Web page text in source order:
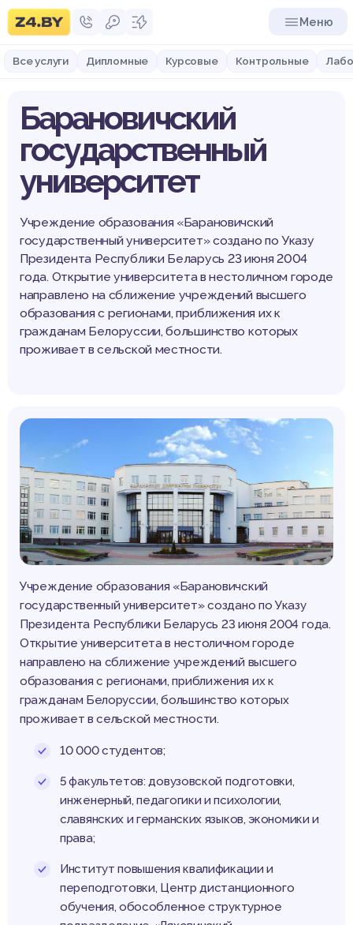
Меню
Все услуги Дипломные Курсовые Контрольные
Барановичский
государственный
университет
Учреждение образования «Барановичский
государственный университет» создано по Указу
Президента Республики Беларусь 23 июня 2004
года. Открытие университета в нестоличном городе
направлено на сближение учреждений высшего
образования с регионами, приближения их к
гражданам Белоруссии, большинство которых
проживает в сельской местности.
Учреждение образования «Барановичский
государственный университет» создано по Указу
Президента Республики Беларусь 23 июня 2004 года.
Открытие университета в нестоличном городе
направлено на сближение учреждений высшего
образования с регионами, приближения их к
гражданам Белоруссии, большинство которых
проживает в сельской местности.
10 000 студентов;
5 факультетов: довузовской подготовки,
инженерный, педагогики и психологии,
славянских и германских языков, экономики и
права;
Институт повышения квалификации и
переподготовки, Центр дистанционного
обучения, обособленное структурное